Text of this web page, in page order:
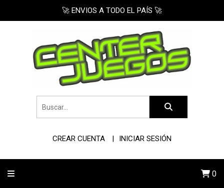
🚀 ENVIOS A TODO EL PAÍS 🚀
CREAR CUENTA INICIAR SESIÓN
0